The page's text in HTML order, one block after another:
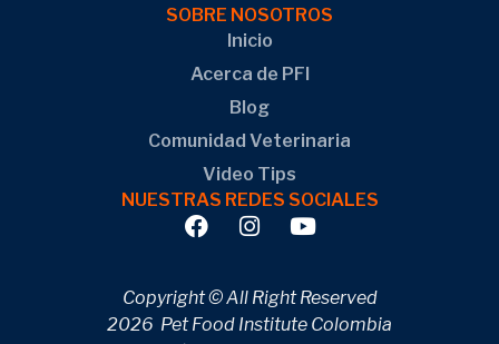
SOBRE NOSOTROS
Inicio
Acerca de PFI
Blog
Comunidad Veterinaria
Video Tips
NUESTRAS REDES SOCIALES
Copyright © All Right Reserved
2026 Pet Food Institute Colombia